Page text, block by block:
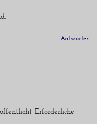
Antworten
Erforderliche